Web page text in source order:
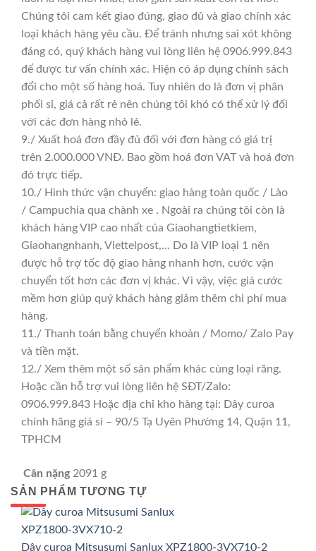
Chúng tôi cam kết giao đúng, giao đủ và giao chính xác
loại khách hàng yêu cầu. Để tránh nhưng sai xót không
đáng có, quý khách hàng vui lòng liên hệ 0906.999.843
để được tư vấn chính xác. Hiện có áp dụng chính sách
đổi cho một số hàng hoá. Tuy nhiên do là đơn vị phân
phối sỉ, giá cả rất rẻ nên chúng tôi khó có thể xử lý đổi
với các đơn hàng nhỏ lẻ.
9./ Xuất hoá đơn đầy đủ đối với đơn hàng có giá trị
trên 2.000.000 VNĐ. Bao gồm hoá đơn VAT và hoá đơn
đỏ trực tiếp.
10./ Hình thức vận chuyển: giao hàng toàn quốc / Lào
/ Campuchia qua chành xe . Ngoài ra chúng tôi còn là
khách hàng VIP cao nhất của Giaohangtietkiem,
Giaohangnhanh, Viettelpost,… Do là VIP loại 1 nên
được hỗ trợ tốc độ giao hàng nhanh hơn, cước vận
chuyển tốt hơn các đơn vị khác. Vì vậy, việc giá cước
mềm hơn giúp quý khách hàng giảm thêm chi phí mua
hàng.
11./ Thanh toán bằng chuyển khoản / Momo/ Zalo Pay
và tiền mặt.
12./ Xem thêm một số sản phẩm khác cùng loại răng.
Hoặc cần hỗ trợ vui lòng liên hệ SĐT/Zalo:
0906.999.843 Hoặc địa chỉ kho hàng tại: Dây curoa
chính hãng giá sỉ – 90/5 Tạ Uyên Phường 14, Quận 11,
TPHCM
Cân nặng 2091 g
SẢN PHẨM TƯƠNG TỰ
GIÁ TỐT
GIÁ SỈ
Dây curoa Mitsusumi Sanlux XPZ1800-3VX710-2